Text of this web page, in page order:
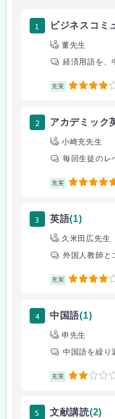
1 ビジネスコミ
董先生
経済用語を、
充実 4
2 アカデミック
小崎充先生
毎回生徒のレ
充実 5
3 英語(1)
久米田広先生
外国人教師と
充実 4
4 中国語(1)
申先生
中国語を繰り
充実 2
5 文献講読(2)